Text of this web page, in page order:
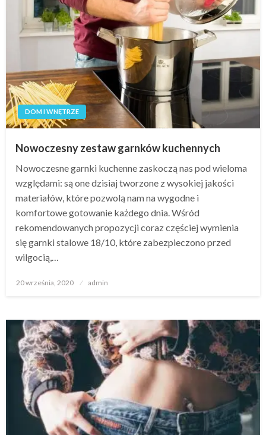
DOM I WNĘTRZE
Nowoczesny zestaw garnków kuchennych
Nowoczesne garnki kuchenne zaskoczą nas pod wieloma
względami: są one dzisiaj tworzone z wysokiej jakości
materiałów, które pozwolą nam na wygodne i
komfortowe gotowanie każdego dnia. Wśród
rekomendowanych propozycji coraz częściej wymienia
się garnki stalowe 18/10, które zabezpieczono przed
wilgocią,…
Opublikowane
20 września, 2020 admin